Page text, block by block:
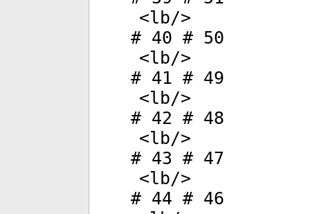
<lb/>
# 40 # 50
<lb/>
# 41 # 49
<lb/>
# 42 # 48
<lb/>
# 43 # 47
<lb/>
# 44 # 46